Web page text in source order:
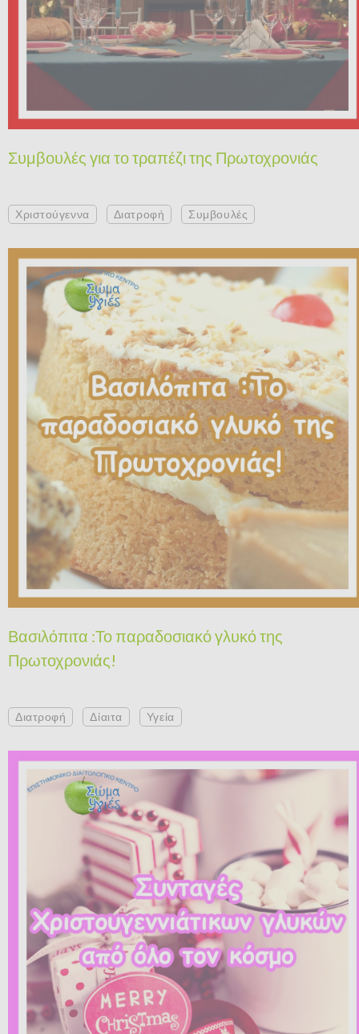
Συμβουλές για το τραπέζι της Πρωτοχρονιάς
Χριστούγεννα Διατροφή Συμβουλές
Βασιλόπιτα :Το παραδοσιακό γλυκό της
Πρωτοχρονιάς!
Διατροφή Δίαιτα Υγεία